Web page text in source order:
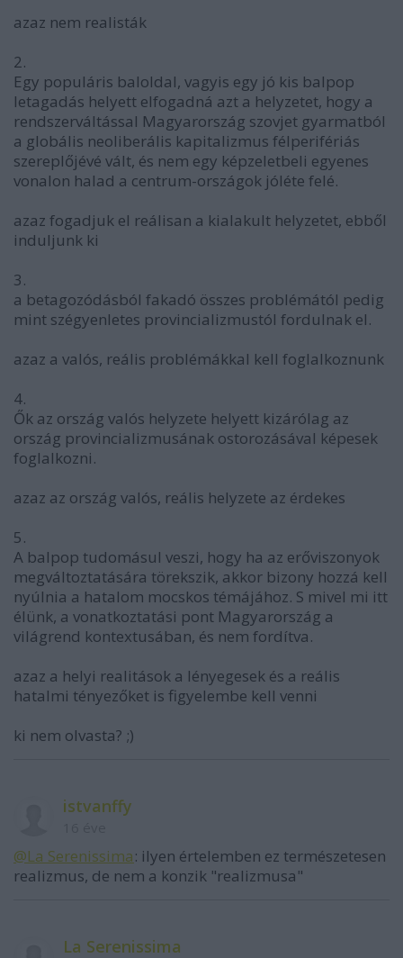
azaz nem realisták
2.
Egy populáris baloldal, vagyis egy jó kis balpop
letagadás helyett elfogadná azt a helyzetet, hogy a
rendszerváltással Magyarország szovjet gyarmatból
a globális neoliberális kapitalizmus félperifériás
szereplőjévé vált, és nem egy képzeletbeli egyenes
vonalon halad a centrum-országok jóléte felé.
azaz fogadjuk el reálisan a kialakult helyzetet, ebből
induljunk ki
3.
a betagozódásból fakadó összes problémától pedig
mint szégyenletes provincializmustól fordulnak el.
azaz a valós, reális problémákkal kell foglalkoznunk
4.
Ők az ország valós helyzete helyett kizárólag az
ország provincializmusának ostorozásával képesek
foglalkozni.
azaz az ország valós, reális helyzete az érdekes
5.
A balpop tudomásul veszi, hogy ha az erőviszonyok
megváltoztatására törekszik, akkor bizony hozzá kell
nyúlnia a hatalom mocskos témájához. S mivel mi itt
élünk, a vonatkoztatási pont Magyarország a
világrend kontextusában, és nem fordítva.
azaz a helyi realitások a lényegesek és a reális
hatalmi tényezőket is figyelembe kell venni
ki nem olvasta? ;)
istvanffy
@La Serenissima: ilyen értelemben ez természetesen
realizmus, de nem a konzik "realizmusa"
La Serenissima